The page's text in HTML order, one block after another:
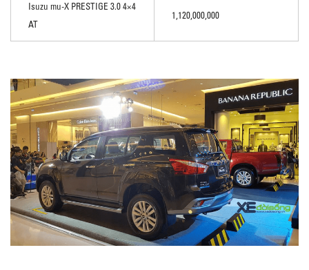
Isuzu mu-X PRESTIGE 3.0 4×4
AT
1,120,000,000